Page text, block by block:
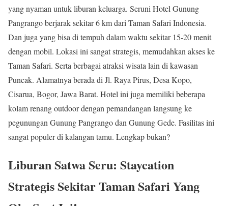
yang nyaman untuk liburan keluarga. Seruni Hotel Gunung
Pangrango berjarak sekitar 6 km dari Taman Safari Indonesia.
Dan juga yang bisa di tempuh dalam waktu sekitar 15-20 menit
dengan mobil. Lokasi ini sangat strategis, memudahkan akses ke
Taman Safari. Serta berbagai atraksi wisata lain di kawasan
Puncak. Alamatnya berada di Jl. Raya Pirus, Desa Kopo,
Cisarua, Bogor, Jawa Barat. Hotel ini juga memiliki beberapa
kolam renang outdoor dengan pemandangan langsung ke
pegunungan Gunung Pangrango dan Gunung Gede. Fasilitas ini
sangat populer di kalangan tamu. Lengkap bukan?
Liburan Satwa Seru: Staycation
Strategis Sekitar Taman Safari Yang